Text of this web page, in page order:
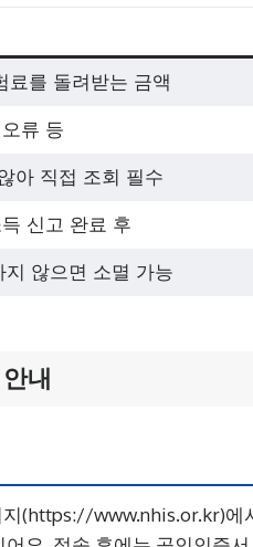
료를 돌려받는 금액
류 등
아 직접 조회 필수
신고 완료 후
지 않으면 소멸 가능
내
(https://www.nhis.or.kr)에